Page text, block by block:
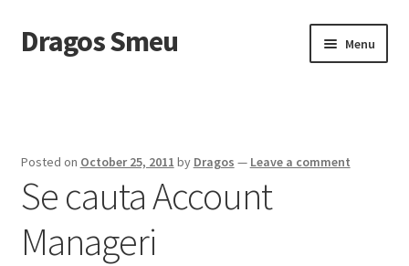
Skip
to
Skip
to
Dragos Smeu Menu
Checkout
Despre mine
Posted on October 25, 2011 by Dragos — Leave a comment
Se cauta Account
Manageri